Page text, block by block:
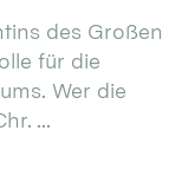
des Großen
für die
Wer die
...